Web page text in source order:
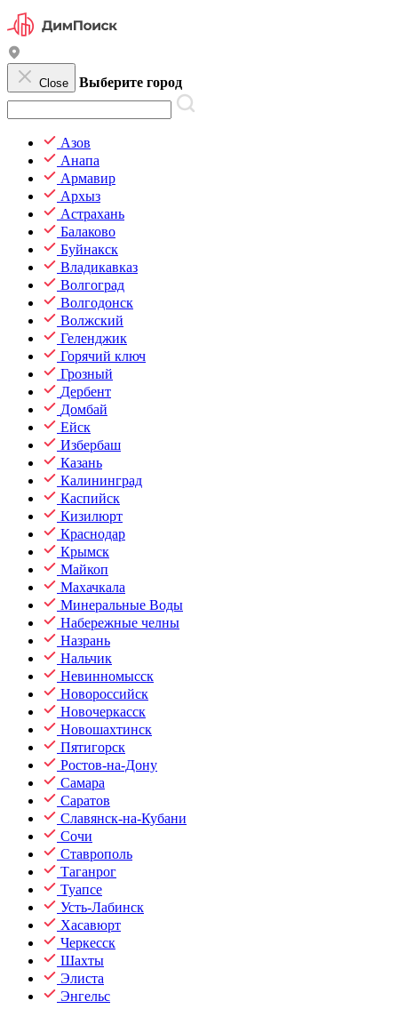
Close Выберите город
Азов
Анапа
Армавир
Архыз
Астрахань
Балаково
Буйнакск
Владикавказ
Волгоград
Волгодонск
Волжский
Геленджик
Горячий ключ
Грозный
Дербент
Домбай
Ейск
Избербаш
Казань
Калининград
Каспийск
Кизилюрт
Краснодар
Крымск
Майкоп
Махачкала
Минеральные Воды
Набережные челны
Назрань
Нальчик
Невинномысск
Новороссийск
Новочеркасск
Новошахтинск
Пятигорск
Ростов-на-Дону
Самара
Саратов
Славянск-на-Кубани
Сочи
Ставрополь
Таганрог
Туапсе
Усть-Лабинск
Хасавюрт
Черкесск
Шахты
Элиста
Энгельс